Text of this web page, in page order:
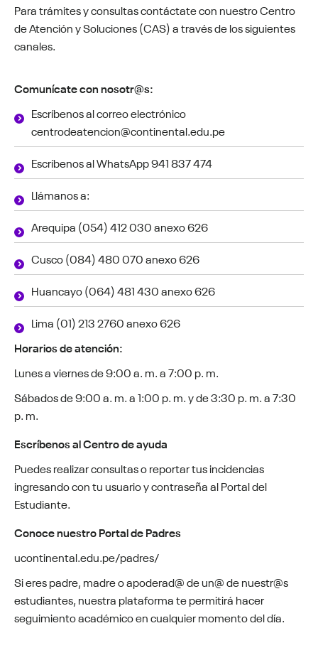
Para trámites y consultas contáctate con nuestro Centro
de Atención y Soluciones (CAS) a través de los siguientes
canales.
Comunícate con nosotr@s:
Escríbenos al correo electrónico
centrodeatencion@continental.edu.pe
Escríbenos al WhatsApp 941 837 474
Llámanos a:
Arequipa (054) 412 030 anexo 626
Cusco (084) 480 070 anexo 626
Huancayo (064) 481 430 anexo 626
Lima (01) 213 2760 anexo 626
Horarios de atención:
Lunes a viernes de 9:00 a. m. a 7:00 p. m.
Sábados de 9:00 a. m. a 1:00 p. m. y de 3:30 p. m. a 7:30
p. m.
Escríbenos al Centro de ayuda
Puedes realizar consultas o reportar tus incidencias
ingresando con tu usuario y contraseña al Portal del
Estudiante.
Conoce nuestro Portal de Padres
ucontinental.edu.pe/padres/
Si eres padre, madre o apoderad@ de un@ de nuestr@s
estudiantes, nuestra plataforma te permitirá hacer
seguimiento académico en cualquier momento del día.